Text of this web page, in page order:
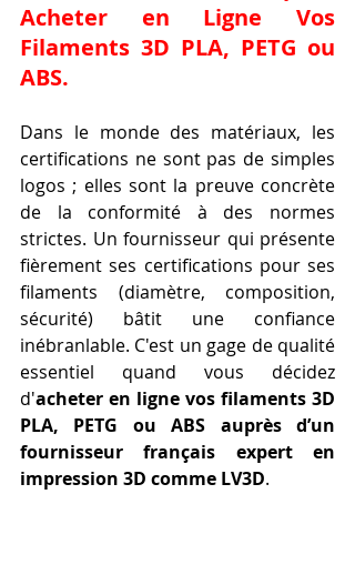
Acheter en Ligne Vos
Filaments 3D PLA, PETG ou
ABS.
Dans le monde des matériaux, les
certifications ne sont pas de simples
logos ; elles sont la preuve concrète
de la conformité à des normes
strictes. Un fournisseur qui présente
fièrement ses certifications pour ses
filaments (diamètre, composition,
sécurité) bâtit une confiance
inébranlable. C'est un gage de qualité
essentiel quand vous décidez
d'acheter en ligne vos filaments 3D
PLA, PETG ou ABS auprès d’un
fournisseur français expert en
impression 3D comme LV3D.